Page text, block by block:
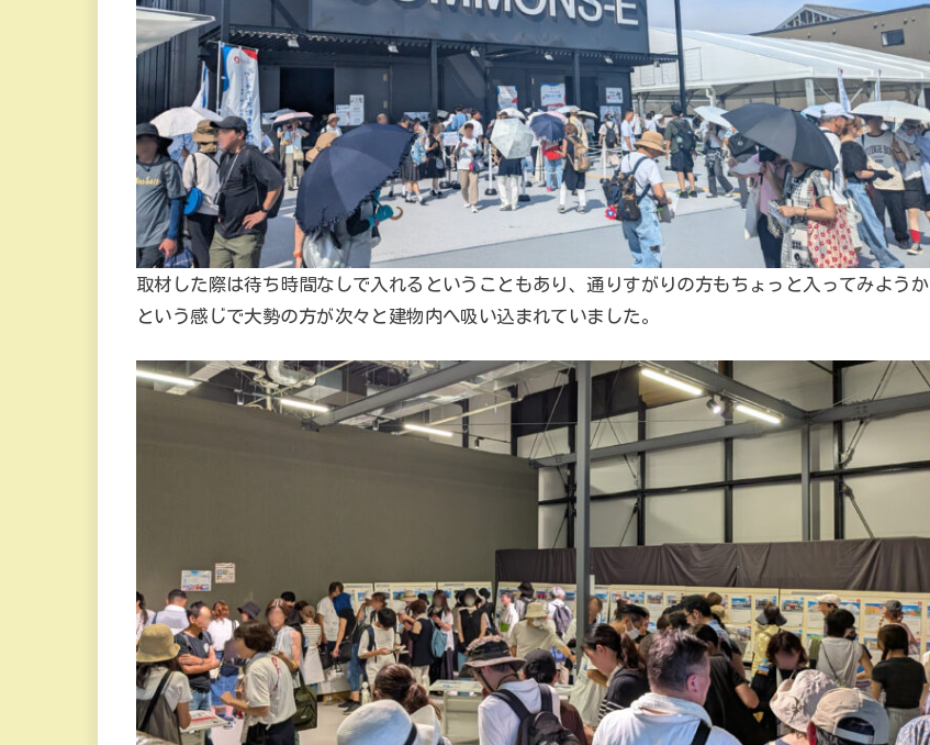
取材した際は待ち時間なしで入れるということもあり、通りすがりの方もちょっと入ってみようか
という感じで大勢の方が次々と建物内へ吸い込まれていました。